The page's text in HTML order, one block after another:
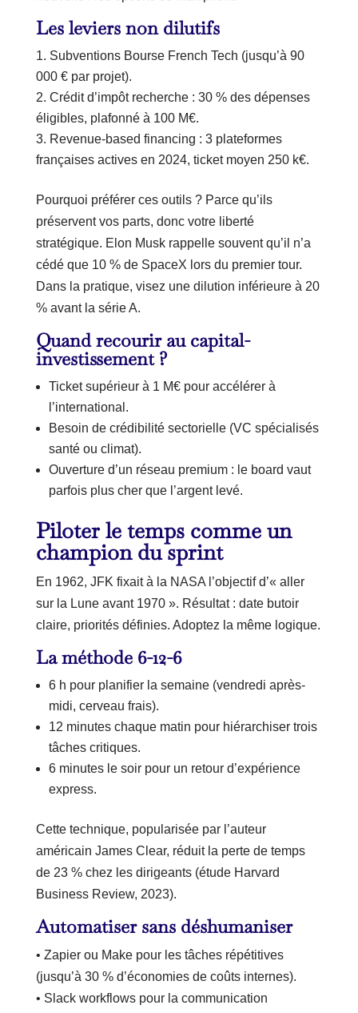
Les leviers non dilutifs
Subventions Bourse French Tech (jusqu’à 90
000 € par projet).
Crédit d’impôt recherche : 30 % des dépenses
éligibles, plafonné à 100 M€.
Revenue-based financing : 3 plateformes
françaises actives en 2024, ticket moyen 250 k€.
Pourquoi préférer ces outils ? Parce qu’ils
préservent vos parts, donc votre liberté
stratégique. Elon Musk rappelle souvent qu’il n’a
cédé que 10 % de SpaceX lors du premier tour.
Dans la pratique, visez une dilution inférieure à 20
% avant la série A.
Quand recourir au capital-
investissement ?
Ticket supérieur à 1 M€ pour accélérer à
l’international.
Besoin de crédibilité sectorielle (VC spécialisés
santé ou climat).
Ouverture d’un réseau premium : le board vaut
parfois plus cher que l’argent levé.
Piloter le temps comme un
champion du sprint
En 1962, JFK fixait à la NASA l’objectif d’« aller
sur la Lune avant 1970 ». Résultat : date butoir
claire, priorités définies. Adoptez la même logique.
La méthode 6-12-6
6 h pour planifier la semaine (vendredi après-
midi, cerveau frais).
12 minutes chaque matin pour hiérarchiser trois
tâches critiques.
6 minutes le soir pour un retour d’expérience
express.
Cette technique, popularisée par l’auteur
américain James Clear, réduit la perte de temps
de 23 % chez les dirigeants (étude Harvard
Business Review, 2023).
Automatiser sans déshumaniser
• Zapier ou Make pour les tâches répétitives
(jusqu’à 30 % d’économies de coûts internes).
• Slack workflows pour la communication